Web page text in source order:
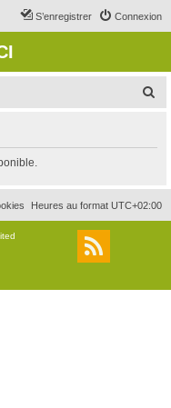
Connexion
S’enregistrer
r
c
r
Heures au format UTC+02:00